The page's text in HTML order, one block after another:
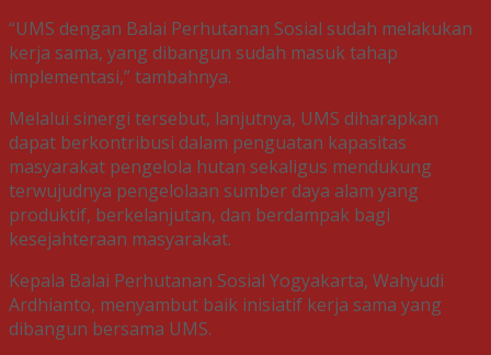
“UMS dengan Balai Perhutanan Sosial sudah melakukan
kerja sama, yang dibangun sudah masuk tahap
implementasi,” tambahnya.
Melalui sinergi tersebut, lanjutnya, UMS diharapkan
dapat berkontribusi dalam penguatan kapasitas
masyarakat pengelola hutan sekaligus mendukung
terwujudnya pengelolaan sumber daya alam yang
produktif, berkelanjutan, dan berdampak bagi
kesejahteraan masyarakat.
Kepala Balai Perhutanan Sosial Yogyakarta, Wahyudi
Ardhianto, menyambut baik inisiatif kerja sama yang
dibangun bersama UMS.